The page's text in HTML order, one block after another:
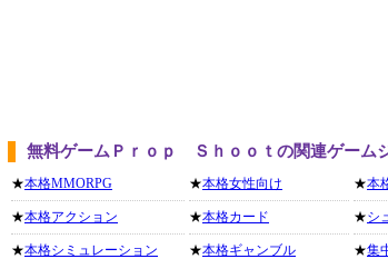
無料ゲームＰｒｏｐ Ｓｈｏｏｔの関連ゲーム
★本格MMORPG
★本格アクション
★本格シミュレーション
★本格女性向け
★本格カード
★本格ギャンブル
★本
★シ
★集